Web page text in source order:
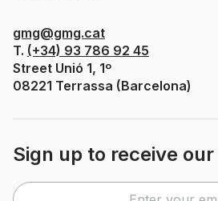
gmg@gmg.cat
T. (+34) 93 786 92 45
Street Unió 1, 1º
08221 Terrassa (Barcelona)
Sign up to receive